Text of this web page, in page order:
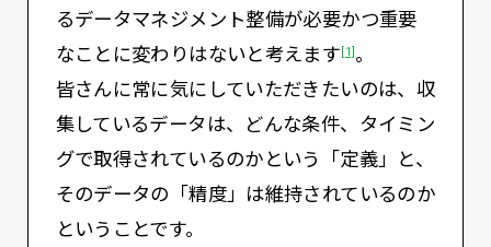
るデータマネジメント整備が必要かつ重要
なことに変わりはないと考えます [1]。
皆さんに常に気にしていただきたいのは、収
集しているデータは、どんな条件、タイミン
グで取得されているのかという「定義」と、
そのデータの「精度」は維持されているのか
ということです。